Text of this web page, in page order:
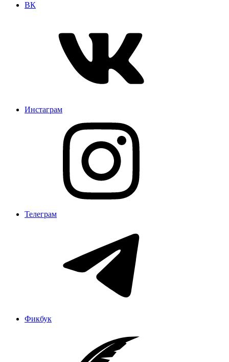
ВК
Инстаграм
Телеграм
Фикбук